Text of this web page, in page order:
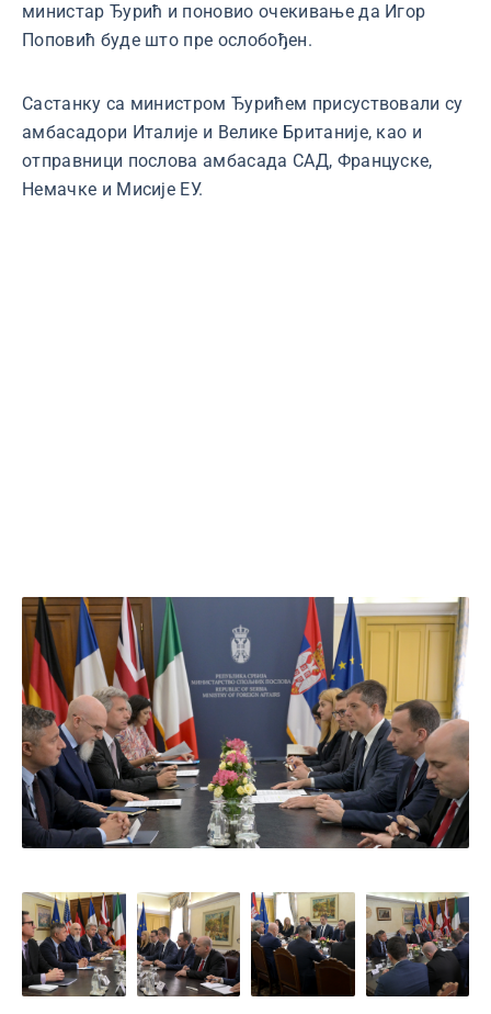
министар Ђурић и поновио очекивање да Игор
Поповић буде што пре ослобођен.
Састанку са министром Ђурићем присуствовали су
амбасадори Италије и Велике Британије, као и
отправници послова амбасада САД, Француске,
Немачке и Мисије ЕУ.